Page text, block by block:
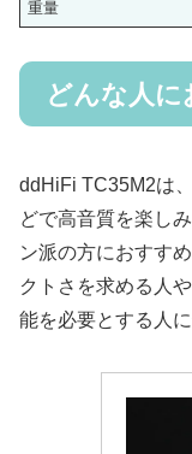
重量
どんな人
ddHiFi TC35M2は
どで高音質を楽し
ン派の方におすす
クトさを求める人
能を必要とする人に